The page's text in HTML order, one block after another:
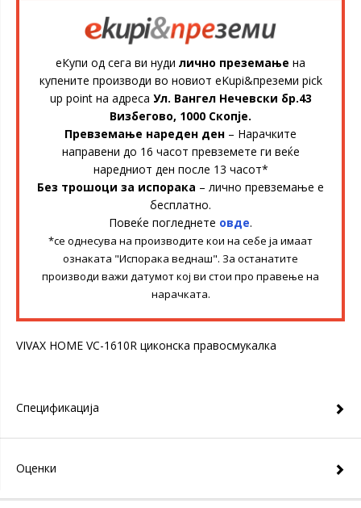
еКупи од сега ви нуди лично преземање на
купените производи во новиот eKupi&преземи pick
up point на адреса Ул. Вангел Нечевски бр.43
Визбегово, 1000 Скопје.
Превземање нареден ден – Нарачките
направени до 16 часот превземете ги веќе
наредниот ден после 13 часот*
Без трошоци за испорака – лично превземање е
бесплатно.
Повеќе погледнете овде.
*се однесува на производите кои на себе ја имаат
ознаката "Испорака веднаш". За останатите
производи важи датумот кој ви стои про правење на
нарачката.
VIVAX HOME VC-1610R циконска правосмукалка
Спецификација
Оценки